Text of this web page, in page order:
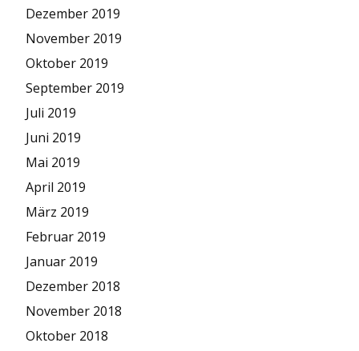
Dezember 2019
November 2019
Oktober 2019
September 2019
Juli 2019
Juni 2019
Mai 2019
April 2019
März 2019
Februar 2019
Januar 2019
Dezember 2018
November 2018
Oktober 2018